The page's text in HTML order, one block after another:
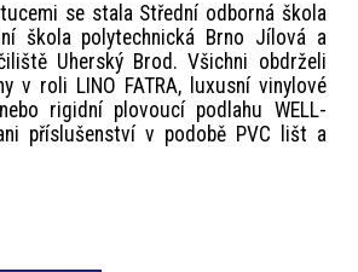
se stala Střední odborná škola
škola polytechnická Brno Jílová a
Uherský Brod. Všichni obdrželi
v roli LINO FATRA, luxusní vinylové
rigidní plovoucí podlahu WELL-
příslušenství v podobě PVC lišt a